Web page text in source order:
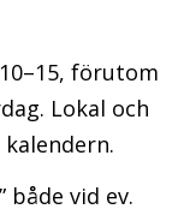
förutom
Lokal och
både vid ev.